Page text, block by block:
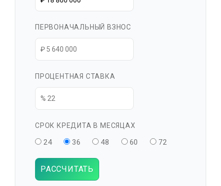
ПЕРВОНАЧАЛЬНЫЙ ВЗНОС
ПРОЦЕНТНАЯ СТАВКА
СРОК КРЕДИТА В МЕСЯЦАХ
24 36 48 60 72
РАССЧИТАТЬ